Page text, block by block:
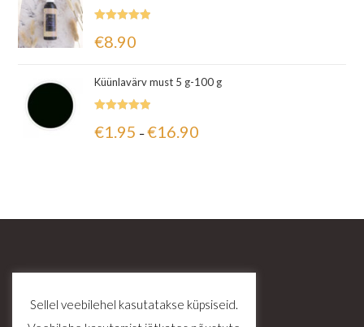
5.00/ 5
€8.90
Küünlavärv must 5 g-100 g
5.00/ 5
€1.95 – €16.90
Sellel veebilehel kasutatakse küpsiseid.